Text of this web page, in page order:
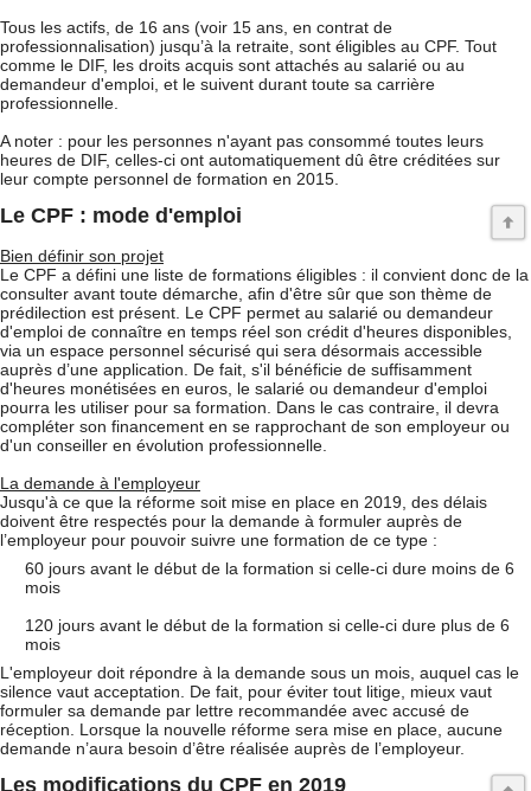
Tous les actifs, de 16 ans (voir 15 ans, en contrat de
professionnalisation) jusqu’à la retraite, sont éligibles au CPF. Tout
comme le DIF, les droits acquis sont attachés au salarié ou au
demandeur d'emploi, et le suivent durant toute sa carrière
professionnelle.
A noter : pour les personnes n'ayant pas consommé toutes leurs
heures de DIF, celles-ci ont automatiquement dû être créditées sur
leur compte personnel de formation en 2015.
Le CPF : mode d'emploi
Bien définir son projet
Le CPF a défini une liste de formations éligibles : il convient donc de la
consulter avant toute démarche, afin d'être sûr que son thème de
prédilection est présent. Le CPF permet au salarié ou demandeur
d'emploi de connaître en temps réel son crédit d'heures disponibles,
via un espace personnel sécurisé qui sera désormais accessible
auprès d’une application. De fait, s'il bénéficie de suffisamment
d'heures monétisées en euros, le salarié ou demandeur d'emploi
pourra les utiliser pour sa formation. Dans le cas contraire, il devra
compléter son financement en se rapprochant de son employeur ou
d'un conseiller en évolution professionnelle.
La demande à l'employeur
Jusqu'à ce que la réforme soit mise en place en 2019, des délais
doivent être respectés pour la demande à formuler auprès de
l’employeur pour pouvoir suivre une formation de ce type :
60 jours avant le début de la formation si celle-ci dure moins de 6
mois
120 jours avant le début de la formation si celle-ci dure plus de 6
mois
L'employeur doit répondre à la demande sous un mois, auquel cas le
silence vaut acceptation. De fait, pour éviter tout litige, mieux vaut
formuler sa demande par lettre recommandée avec accusé de
réception. Lorsque la nouvelle réforme sera mise en place, aucune
demande n’aura besoin d’être réalisée auprès de l’employeur.
Les modifications du CPF en 2019